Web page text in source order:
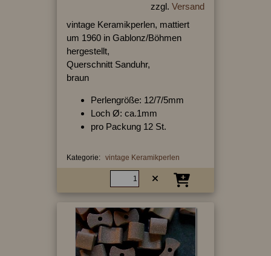
zzgl. Versand
vintage Keramikperlen, mattiert
um 1960 in Gablonz/Böhmen
hergestellt,
Querschnitt Sanduhr,
braun
Perlengröße: 12/7/5mm
Loch Ø: ca.1mm
pro Packung 12 St.
Kategorie: vintage Keramikperlen